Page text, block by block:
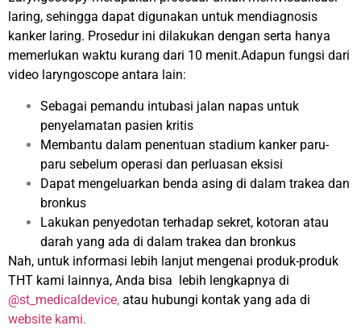
laring, sehingga dapat digunakan untuk mendiagnosis
kanker laring. Prosedur ini dilakukan dengan serta hanya
memerlukan waktu kurang dari 10 menit.Adapun fungsi dari
video laryngoscope antara lain:
Sebagai pemandu intubasi jalan napas untuk
penyelamatan pasien kritis
Membantu dalam penentuan stadium kanker paru-
paru sebelum operasi dan perluasan eksisi
Dapat mengeluarkan benda asing di dalam trakea dan
bronkus
Lakukan penyedotan terhadap sekret, kotoran atau
darah yang ada di dalam trakea dan bronkus
Nah, untuk informasi lebih lanjut mengenai produk-produk
THT kami lainnya, Anda bisa lebih lengkapnya di
@st_medicaldevice, atau hubungi kontak yang ada di
website kami.